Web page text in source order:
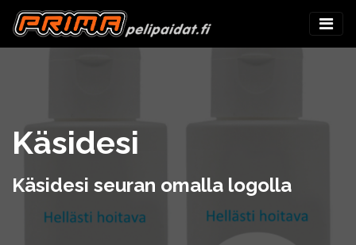
Käsidesi
Käsidesi seuran omalla logolla